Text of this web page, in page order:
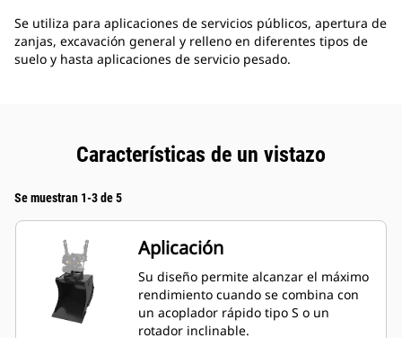
Se utiliza para aplicaciones de servicios públicos, apertura de
zanjas, excavación general y relleno en diferentes tipos de
suelo y hasta aplicaciones de servicio pesado.
Características de un vistazo
Se muestran 1-3 de 5
Aplicación
Su diseño permite alcanzar el máximo
rendimiento cuando se combina con
un acoplador rápido tipo S o un
rotador inclinable.